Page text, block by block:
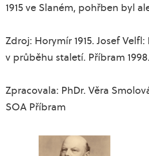
1915 ve Slaném, pohřben byl
Zdroj: Horymír 1915. Josef
v průběhu staletí. Příbram 1998.
Zpracovala: PhDr. Věra
SOA Příbram